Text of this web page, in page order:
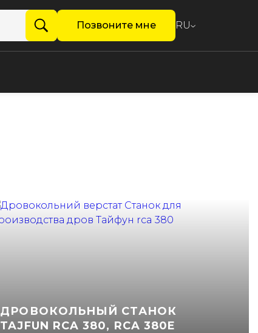
Позвоните мне RU
ДРОВОКОЛЬНЫЙ СТАНОК
TAJFUN RCA 380, RCA 380E